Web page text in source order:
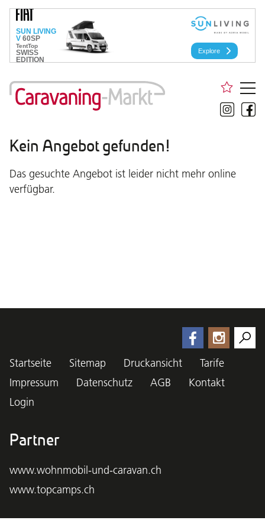
Kein Angebot gefunden!
Das gesuchte Angebot ist leider nicht mehr online
verfügbar.
Startseite Sitemap Druckansicht
Tarife
Impressum
Datenschutz AGB
Kontakt
Login
Partner
www.wohnmobil-und-caravan.ch
www.topcamps.ch